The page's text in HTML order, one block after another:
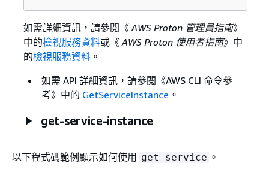
如需詳細資訊，請參閱《AWS Proton 管理員指南》
中的檢視服務資料或《AWS Proton 使用者指南》中
的檢視服務資料。
如需 API 詳細資訊，請參閱《AWS CLI 命令參
考》 中的 GetServiceInstance 。
get-service-instance
以下程式碼範例顯示如何使用 get-service 。